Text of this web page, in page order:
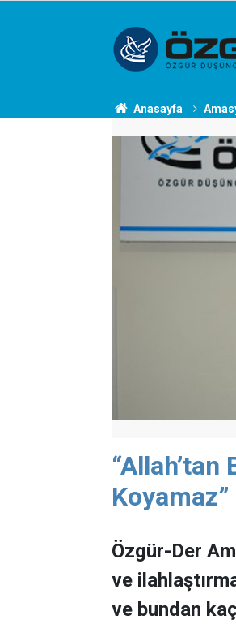
Anasayfa
Koyamaz”
Özgür-Der
ve
ve bundan